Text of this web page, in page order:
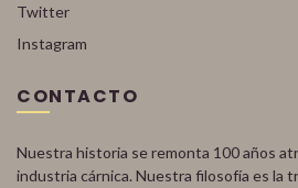
Twitter
Instagram
CONTACTO
Nuestra historia se remonta 100 años
industria cárnica. Nuestra filosofía es la